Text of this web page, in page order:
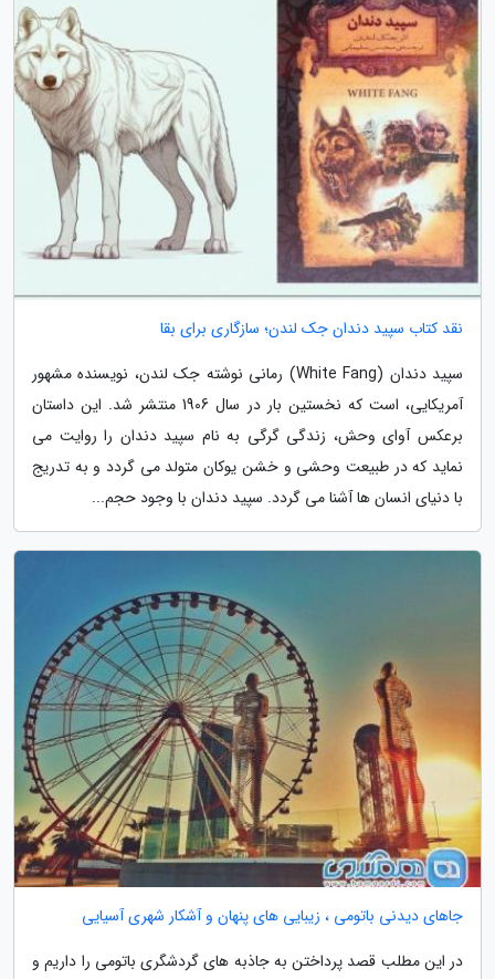
نقد کتاب سپید دندان جک لندن؛ سازگاری برای بقا
سپید دندان (White Fang) رمانی نوشته جک لندن، نویسنده مشهور
آمریکایی، است که نخستین بار در سال 1906 منتشر شد. این داستان
برعکس آوای وحش، زندگی گرگی به نام سپید دندان را روایت می
نماید که در طبیعت وحشی و خشن یوکان متولد می گردد و به تدریج
با دنیای انسان ها آشنا می گردد. سپید دندان با وجود حجم...
جاهای دیدنی باتومی ، زیبایی های پنهان و آشکار شهری آسیایی
در این مطلب قصد پرداختن به جاذبه های گردشگری باتومی را داریم و